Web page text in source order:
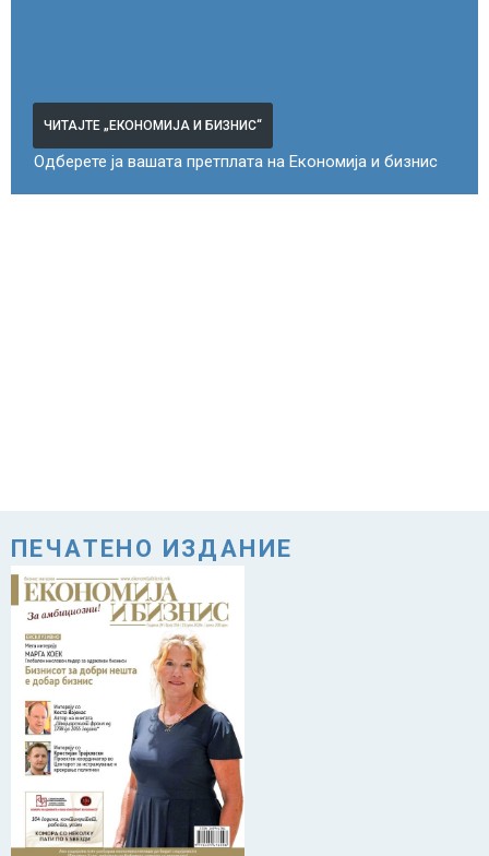
ЧИТАЈТЕ „ЕКОНОМИЈА И БИЗНИС“
Одберете ја вашата претплата на Економија и бизнис
ПЕЧАТЕНО ИЗДАНИЕ